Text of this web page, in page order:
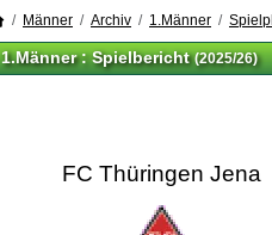
Männer Archiv 1.Männer
1.Männer :Spielbericht (2025/26)
FC Thüringen Jena